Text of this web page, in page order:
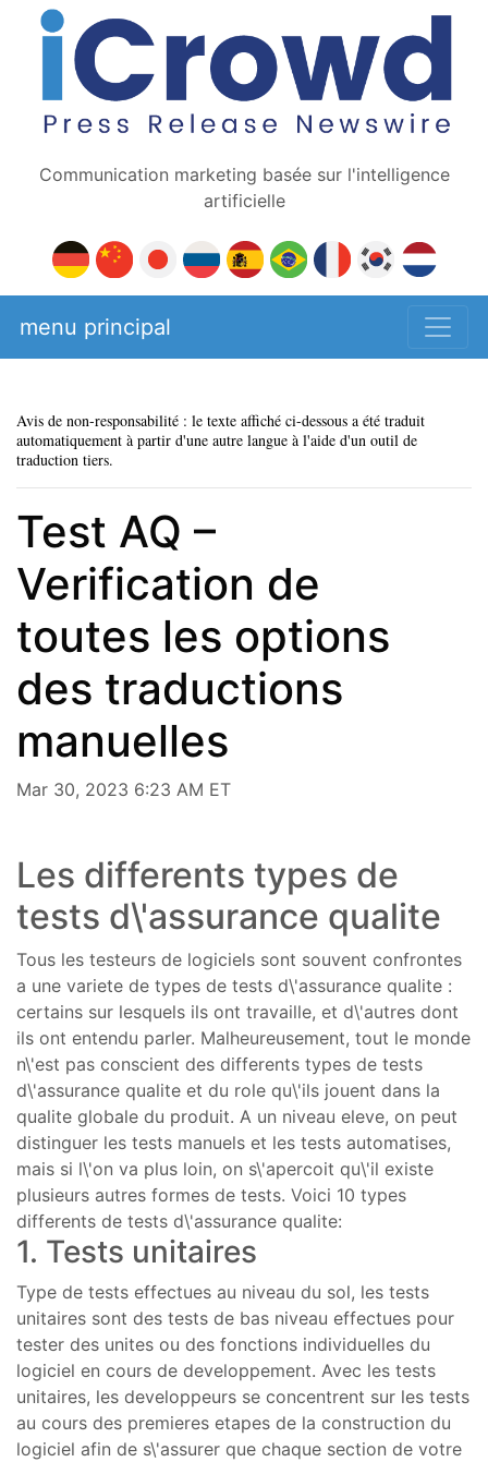
Communication marketing basée sur l'intelligence
artificielle
menu principal
Avis de non-responsabilité : le texte affiché ci-dessous a été traduit
automatiquement à partir d'une autre langue à l'aide d'un outil de
traduction tiers.
Test AQ –
Verification de
toutes les options
des traductions
manuelles
Mar 30, 2023 6:23 AM ET
Les differents types de
tests d\'assurance qualite
Tous les testeurs de logiciels sont souvent confrontes
a une variete de types de tests d\'assurance qualite :
certains sur lesquels ils ont travaille, et d\'autres dont
ils ont entendu parler. Malheureusement, tout le monde
n\'est pas conscient des differents types de tests
d\'assurance qualite et du role qu\'ils jouent dans la
qualite globale du produit. A un niveau eleve, on peut
distinguer les tests manuels et les tests automatises,
mais si l\'on va plus loin, on s\'apercoit qu\'il existe
plusieurs autres formes de tests. Voici 10 types
differents de tests d\'assurance qualite:
1. Tests unitaires
Type de tests effectues au niveau du sol, les tests
unitaires sont des tests de bas niveau effectues pour
tester des unites ou des fonctions individuelles du
logiciel en cours de developpement. Avec les tests
unitaires, les developpeurs se concentrent sur les tests
au cours des premieres etapes de la construction du
logiciel afin de s\'assurer que chaque section de votre